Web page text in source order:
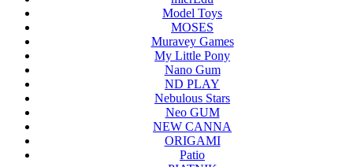
Model Toys
MOSES
Muravey Games
My Little Pony
Nano Gum
ND PLAY
Nebulous Stars
Neo GUM
NEW CANNA
ORIGAMI
Patio